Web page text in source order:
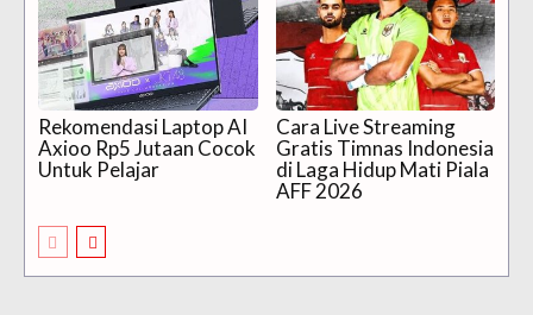
Rekomendasi Laptop AI
Axioo Rp5 Jutaan Cocok
Untuk Pelajar
Cara Live Streaming
Gratis Timnas Indonesia
di Laga Hidup Mati Piala
AFF 2026